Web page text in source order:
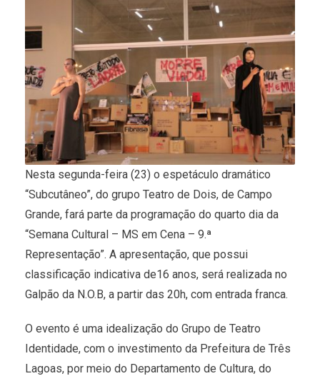
Nesta segunda-feira (23) o espetáculo dramático
“Subcutâneo”, do grupo Teatro de Dois, de Campo
Grande, fará parte da programação do quarto dia da
“Semana Cultural – MS em Cena – 9.ª
Representação”. A apresentação, que possui
classificação indicativa de16 anos, será realizada no
Galpão da N.O.B, a partir das 20h, com entrada franca.
O evento é uma idealização do Grupo de Teatro
Identidade, com o investimento da Prefeitura de Três
Lagoas, por meio do Departamento de Cultura, do